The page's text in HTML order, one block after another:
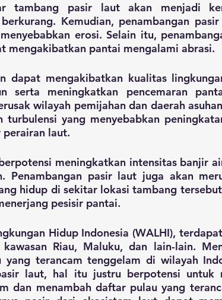
tambang pasir laut akan menjadi
Kemudian, penambangan
erosi. Selain itu,
mengakibatkan pantai mengalami abrasi.
dapat mengakibatkan kualitas
serta meningkatkan pencemaran
wilayah pemijahan dan daerah
yang menyebabkan
perairan laut.
meningkatkan intensitas banjir
Penambangan pasir laut juga akan
hidup di sekitar lokasi tambang
pesisir pantai.
Hidup Indonesia (WALHI),
Riau, Maluku, dan lain-lain.
terancam tenggelam di wilayah
laut, hal itu justru berpotensi untuk
dan menambah daftar pulau yang